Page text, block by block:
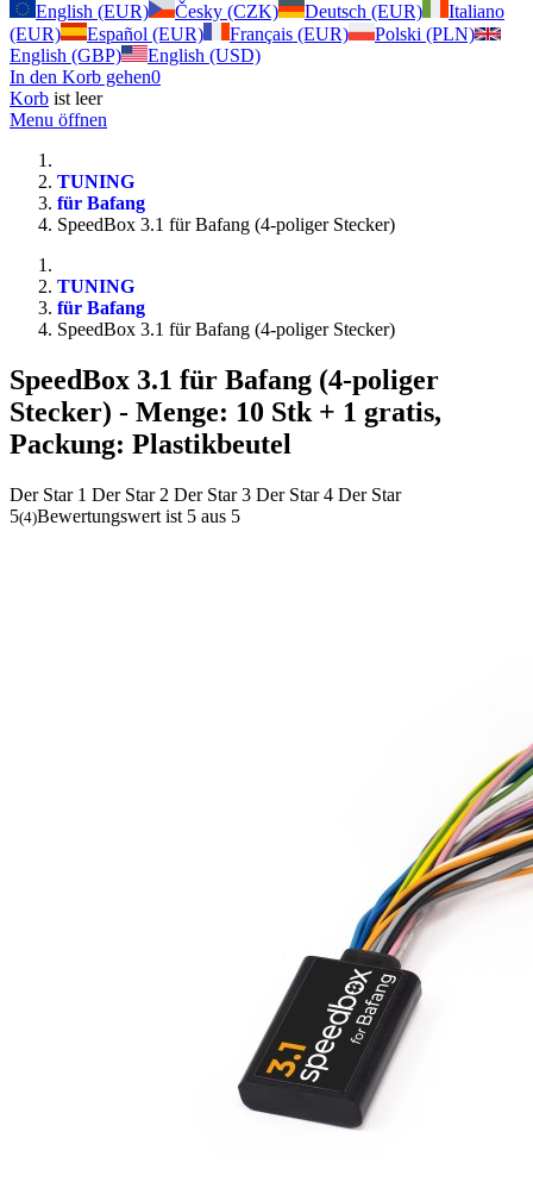
English (EUR)
Česky (CZK) Deutsch (EUR)
Italiano
(EUR)
Español (EUR) Français (EUR)
Polski (PLN)
English (GBP)
English (USD)
In den Korb gehen0
Korb ist leer
Menu öffnen
TUNING
für Bafang
SpeedBox 3.1 für Bafang (4-poliger Stecker)
TUNING
für Bafang
SpeedBox 3.1 für Bafang (4-poliger Stecker)
SpeedBox 3.1 für Bafang (4-poliger
Stecker) - Menge: 10 Stk + 1 gratis,
Packung: Plastikbeutel
Der Star 1 Der Star 2 Der Star 3 Der Star 4 Der Star
5(4)Bewertungswert ist 5 aus 5